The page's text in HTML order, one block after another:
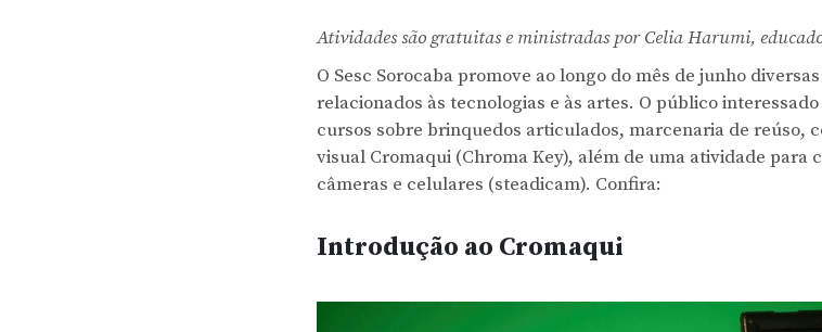
Atividades são gratuitas e ministradas por Celia Harumi,
O Sesc Sorocaba promove ao longo do mês de junho
relacionados às tecnologias e às artes. O público
cursos sobre brinquedos articulados, marcenaria de reúso,
visual Cromaqui (Chroma Key), além de uma atividade para
câmeras e celulares (steadicam). Confira:
Introdução ao Cromaqui